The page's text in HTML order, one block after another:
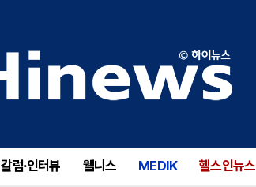
칼럼·인터뷰 웰니스 MEDIK 헬스인뉴스